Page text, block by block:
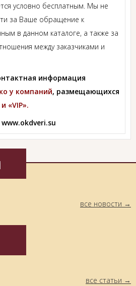
условно бесплатным. Мы не
за Ваше обращение к
в данном каталоге, а также за
между заказчиками и
информация
у компаний, размещающихся
«VIP».
www.okdveri.su
все новости
все статьи